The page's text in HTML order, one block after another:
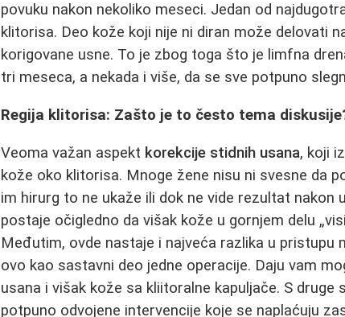
povuku nakon nekoliko meseci. Jedan od
klitorisa. Deo kože koji nije ni diran može delovati
korigovane usne. To je zbog toga što je limfna
tri meseca, a nekada i više, da se sve potpuno
Regija klitorisa: Zašto je to često tema
Veoma važan aspekt korekcije stidnih usana, koji
kože oko klitorisa. Mnoge žene nisu ni svesne da
im hirurg to ne ukaže ili dok ne vide rezultat nakon
postaje očigledno da višak kože u gornjem delu
Međutim, ovde nastaje i najveća razlika u pristupu
ovo kao sastavni deo jedne operacije. Daju vam
usana i višak kože sa kliitoralne kapuljače. S
potpuno odvojene intervencije koje se naplaćuju